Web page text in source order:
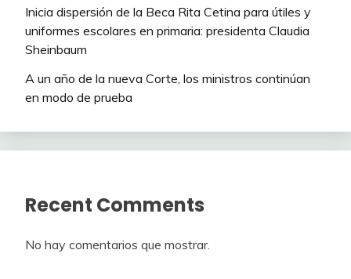
Inicia dispersión de la Beca Rita Cetina para útiles y
uniformes escolares en primaria: presidenta Claudia
Sheinbaum
A un año de la nueva Corte, los ministros continúan
en modo de prueba
Recent Comments
No hay comentarios que mostrar.